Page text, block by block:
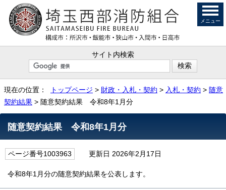
サイト内検索
メニュー
現在の位置： トップページ > 財政・入札・契約 > 入札・契約 > 随意
契約結果 > 随意契約結果 令和8年1月分
随意契約結果 令和8年1月分
ページ番号1003963 更新日 2026年2月17日
令和8年1月分の随意契約結果を公表します。